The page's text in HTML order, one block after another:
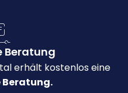
Beratung
erhält kostenlos eine